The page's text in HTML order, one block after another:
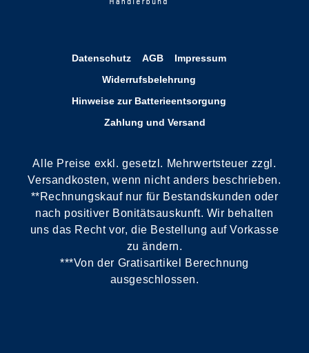
Datenschutz AGB
Impressum
Widerrufsbelehrung
Hinweise zur Batterieentsorgung
Zahlung und Versand
Alle Preise exkl. gesetzl. Mehrwertsteuer zzgl.
Versandkosten, wenn nicht anders beschrieben.
**Rechnungskauf nur für Bestandskunden oder
nach positiver Bonitätsauskunft. Wir behalten
uns das Recht vor, die Bestellung auf Vorkasse
zu ändern.
***Von der Gratisartikel Berechnung
ausgeschlossen.